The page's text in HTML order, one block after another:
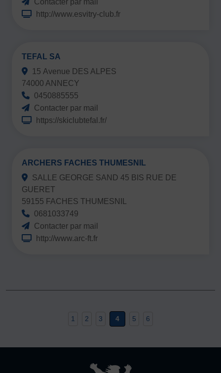
Contacter par mail
http://www.esvitry-club.fr
TEFAL SA
15 Avenue DES ALPES
74000 ANNECY
0450885555
Contacter par mail
https://skiclubtefal.fr/
ARCHERS FACHES THUMESNIL
SALLE GEORGE SAND 45 BIS RUE DE
GUERET
59155 FACHES THUMESNIL
0681033749
Contacter par mail
http://www.arc-ft.fr
1 2 3 4 5 6